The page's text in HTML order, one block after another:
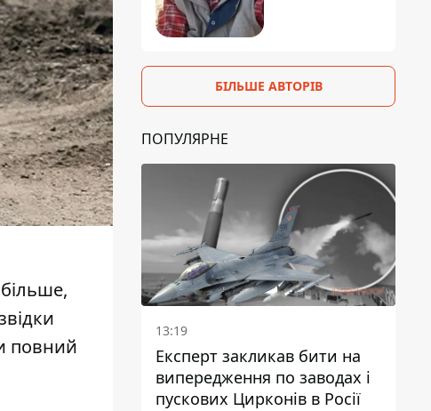
повний
БІЛЬШЕ АВТОРІВ
ПОПУЛЯРНЕ
13:19
Експерт закликав бити на
випередження по заводах і
пускових Цирконів в Росії